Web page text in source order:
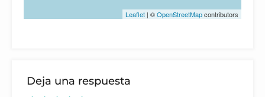
Leaflet | ©OpenStreetMapcontributors
Deja una respuesta